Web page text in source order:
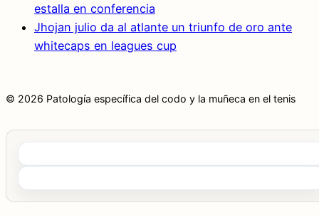
estalla en conferencia
Jhojan julio da al atlante un triunfo de oro ante
whitecaps en leagues cup
© 2026 Patología específica del codo y la muñeca en el tenis